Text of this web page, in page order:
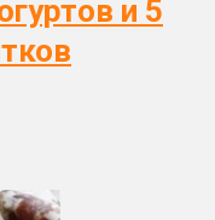
и 5